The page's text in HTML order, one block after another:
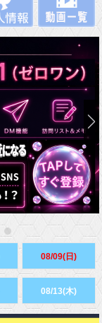
08/09(日)
08/13(木)